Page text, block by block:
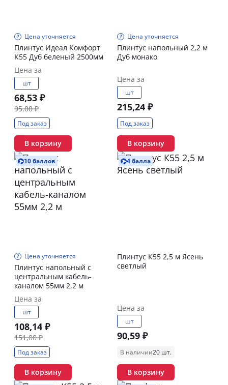
Цена уточняется
Плинтус Идеал Комфорт
К55 Дуб беленый 2500мм
Цена за
шт
68,53 ₽
95,00 ₽
Под заказ
В корзину
Цена уточняется
Плинтус напольный 2,2 м
Дуб монако
Цена за
шт
215,24 ₽
Под заказ
В корзину
10 баллов
Цена уточняется
Плинтус напольный с
центральным кабель-
каналом 55мм 2,2 м
Цена за
шт
108,14 ₽
151,00 ₽
Под заказ
В корзину
4 балла
Плинтус К55 2,5 м Ясень
светлый
Цена за
шт
90,59 ₽
В наличии20 шт.
В корзину